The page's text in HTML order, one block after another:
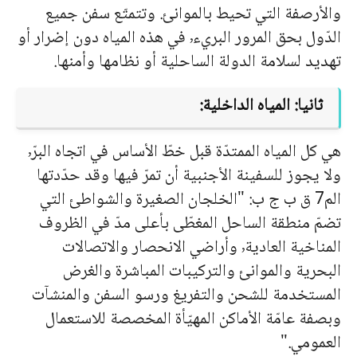
والأرصفة التي تحيط بالموانئ. وتتمتّع سفن جميع
الدّول بحق المرور البريء٬ في هذه المياه دون إضرار أو
تهديد لسلامة الدولة الساحلية أو نظامها وأمنها.
ثانيا: المياه الداخلية:
هي كل المياه الممتدّة قبل خطّ الأساس في اتجاه البرّ٬
ولا يجوز للسفينة الأجنبية أن تمرّ فيها وقد حدّدتها
الم7 ق ب ج ب: "الخلجان الصغيرة والشواطئ التي
تضمّ منطقة الساحل المغطّى بأعلى مدّ في الظروف
المناخية العادية٬ وأراضي الانحصار والاتصالات
البحرية والموانئ والتركيبات المباشرة والغرض
المستخدمة للشحن والتفريغ ورسو السفن والمنشآت
وبصفة عامّة الأماكن المهيّأة المخصصة للاستعمال
العمومي."